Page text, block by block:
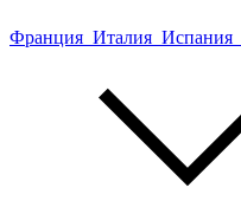
Франция Италия Испания